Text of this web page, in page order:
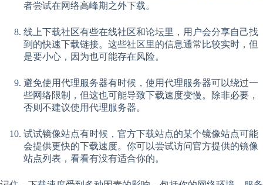
者尝试在网络高峰期之外下载。
线上下载社区有些在线社区和论坛里，用户会分享自己找
到的快速下载链接。这些社区里的信息通常比较实时，但
是要小心，因为也可能存在风险。
避免使用代理服务器有时候，使用代理服务器可以绕过一
些网络限制，但这也可能导致下载速度变慢。除非必要，
否则不建议使用代理服务器。
试试镜像站点有时候，官方下载站点的某个镜像站点可能
会提供更快的下载速度。你可以尝试访问官方提供的镜像
站点列表，看看有没有适合你的。